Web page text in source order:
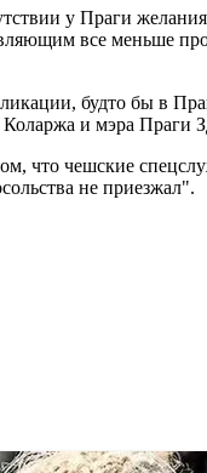
у Праги
все меньше
будто бы в
и мэра Праги
что чешские
не приезжал".